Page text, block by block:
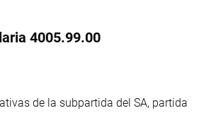
4005.99.00
de la subpartida del SA, partida